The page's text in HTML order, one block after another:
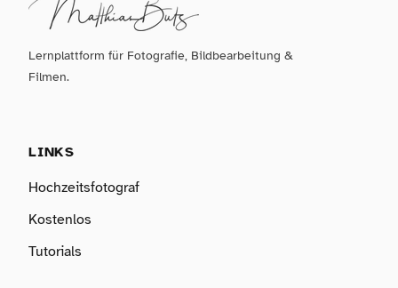
Lernplattform für Fotografie, Bildbearbeitung &
Filmen.
LINKS
Hochzeitsfotograf
Kostenlos
Tutorials